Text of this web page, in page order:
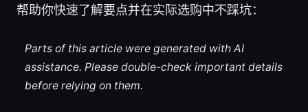
帮助你快速了解要点并在实际选购中不踩坑：
Parts of this article were generated with AI
assistance. Please double-check important details
before relying on them.